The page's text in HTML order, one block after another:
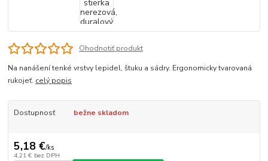
Ohodnotiť produkt
Na nanášení tenké vrstvy lepidel, štuku a sádry. Ergonomicky tvarovaná
rukojeť. celý popis
Dostupnosť bežne skladom
5,18 €/ks
4,21 € bez DPH